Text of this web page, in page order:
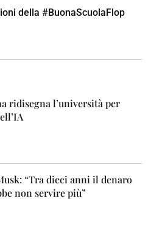
della #BuonaScuolaFlop
ridisegna l’università per
“Tra dieci anni il denaro
non servire più”